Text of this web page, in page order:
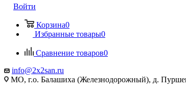
Войти
Корзина0
Избранные товары0
Сравнение товаров0
info@2x2san.ru
МО, г.о. Балашиха (Железнодорожный), д.